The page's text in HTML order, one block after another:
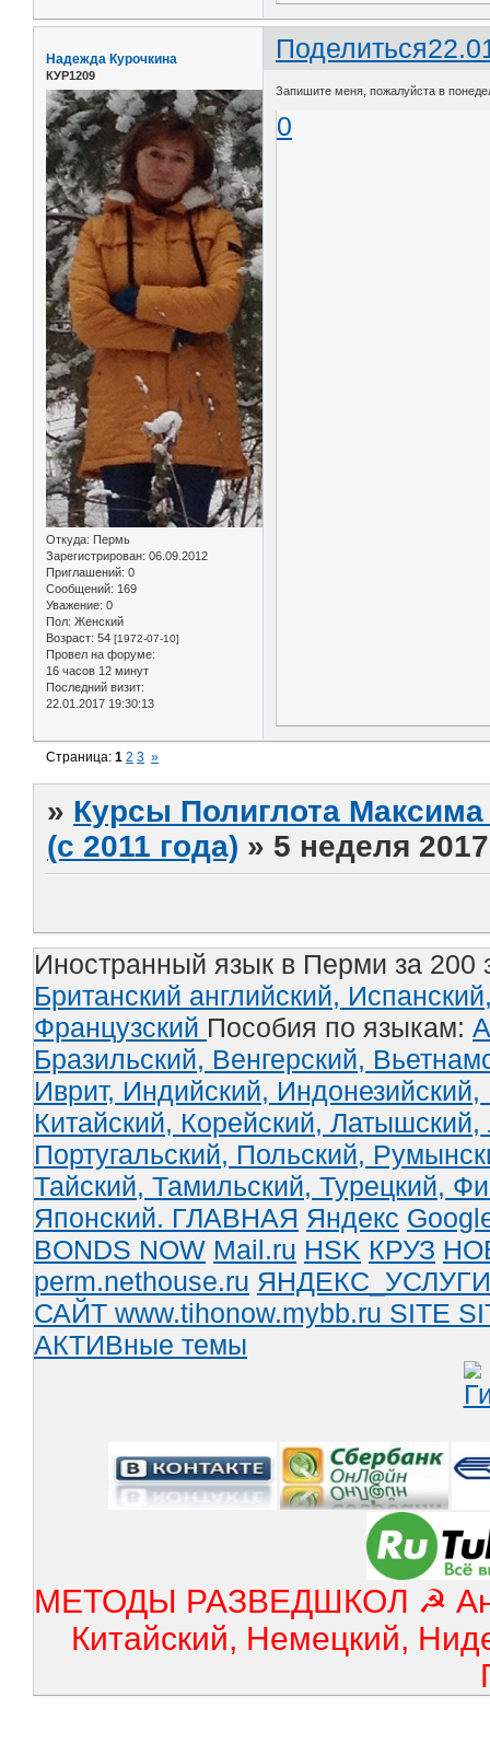
Поделиться
Надежда Курочкина
КУР1209
Откуда: Пермь
Зарегистрирован: 06.09.2012
Приглашений: 0
Сообщений: 169
Уважение: 0
Пол: Женский
Возраст: 54 [1972-07-10]
Провел на форуме:
16 часов 12 минут
Последний визит:
22.01.2017 19:30:13
Запишите меня, пожалуйста в
0
Страница:1 2 3 »
» Курсы Полиглота
(с 2011 года) » 5 неделя
Иностранный язык в Перми за 200
Британский английский,
Французский Пособия по языкам:
Бразильский, Венгерский,
Иврит, Индийский, Индонезийский,
Китайский, Корейский, Латышский,
Португальский, Польский,
Тайский, Тамильский, Турецкий,
Японский. ГЛАВНАЯ Яндекс
BONDS NOW Mail.ru HSK КРУЗ
perm.nethouse.ru ЯНДЕКС_УСЛУГИ
САЙТ www.tihonow.mybb.ru SITE
АКТИВные темы
МЕТОДЫ РАЗВЕДШКОЛ ☭
Китайский, Немецкий,